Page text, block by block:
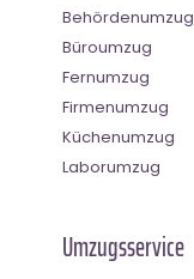
Behördenumzug
Büroumzug
Fernumzug
Firmenumzug
Küchenumzug
Laborumzug
Umzugsservice